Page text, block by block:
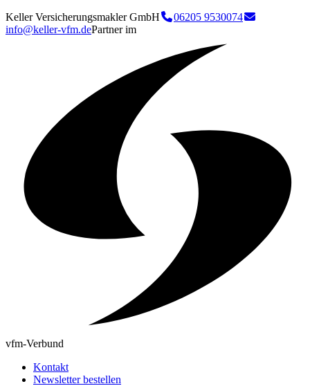
Keller Versicherungsmakler GmbH
06205 9530074
info@keller-vfm.dePartner im
vfm-Verbund
Kontakt
Newsletter bestellen